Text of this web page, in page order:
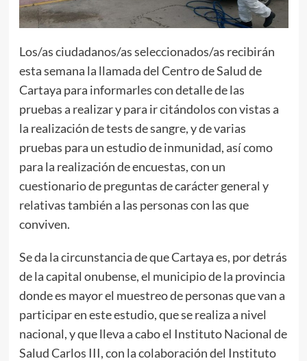
Los/as ciudadanos/as seleccionados/as recibirán
esta semana la llamada del Centro de Salud de
Cartaya para informarles con detalle de las
pruebas a realizar y para ir citándolos con vistas a
la realización de tests de sangre, y de varias
pruebas para un estudio de inmunidad, así como
para la realización de encuestas, con un
cuestionario de preguntas de carácter general y
relativas también a las personas con las que
conviven.
Se da la circunstancia de que Cartaya es, por detrás
de la capital onubense, el municipio de la provincia
donde es mayor el muestreo de personas que van a
participar en este estudio, que se realiza a nivel
nacional, y que lleva a cabo el Instituto Nacional de
Salud Carlos III, con la colaboración del Instituto